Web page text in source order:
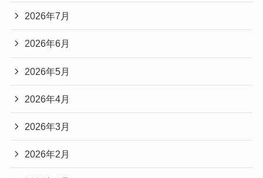
2026年7月
2026年6月
2026年5月
2026年4月
2026年3月
2026年2月